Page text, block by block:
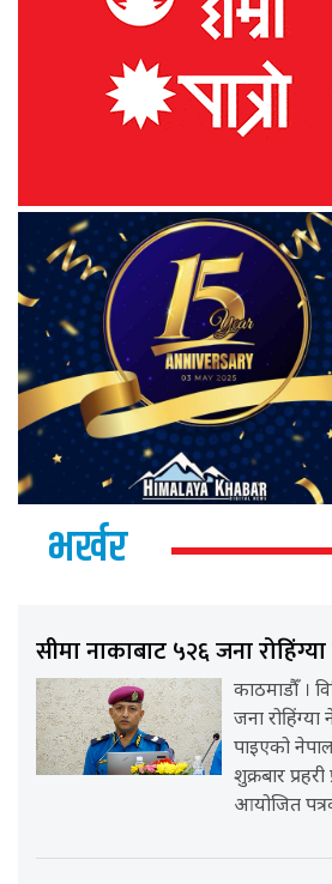
भर्खर
सीमा नाकाबाट ५२६ जना
काठमाडौँ ।
जना
पाइएको
शुक्रबार
आयोजित